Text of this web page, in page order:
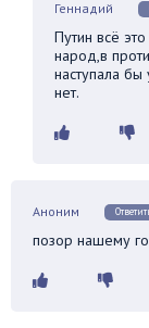
Геннадий
Путин всё
народ,в
наступала бы
нет.
Аноним
позор нашему